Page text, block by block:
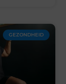
GEZONDHEID